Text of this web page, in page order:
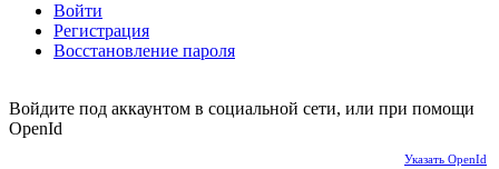
Войти
Регистрация
Восстановление пароля
Войдите под аккаунтом в социальной сети, или при помощи
OpenId
Указать OpenId